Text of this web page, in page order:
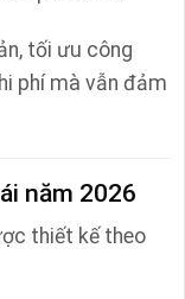
tối ưu công
phí mà vẫn đảm
năm 2026
thiết kế theo